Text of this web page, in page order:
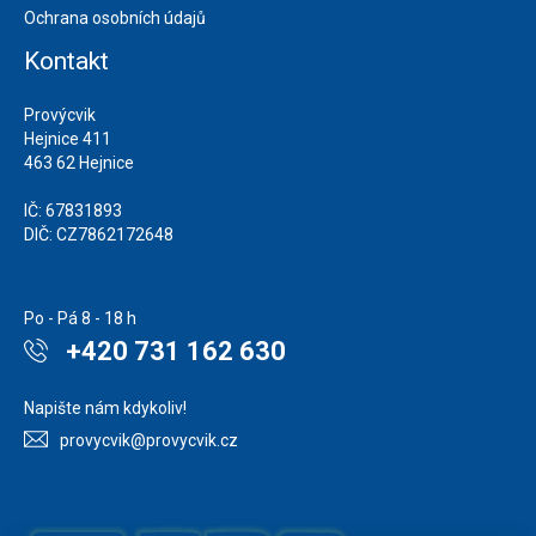
Ochrana osobních údajů
Kontakt
Provýcvik
Hejnice 411
463 62 Hejnice
IČ: 67831893
DIČ: CZ7862172648
Po - Pá 8 - 18 h
+420 731 162 630
Napište nám kdykoliv!
provycvik@provycvik.cz